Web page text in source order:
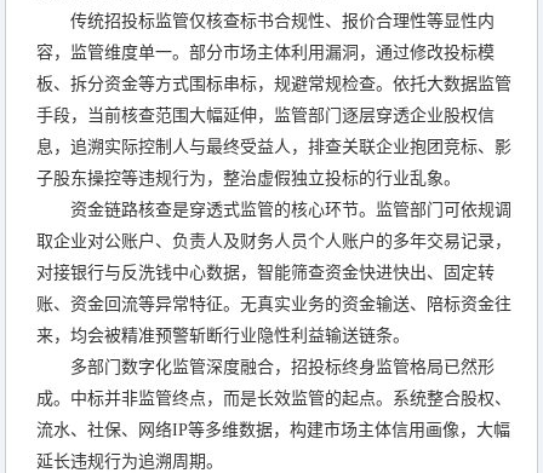
传统招投标监管仅核查标书合规性、报价合理性等显性内
容，监管维度单一。部分市场主体利用漏洞，通过修改投标模
板、拆分资金等方式围标串标，规避常规检查。依托大数据监管
手段，当前核查范围大幅延伸，监管部门逐层穿透企业股权信
息，追溯实际控制人与最终受益人，排查关联企业抱团竞标、影
子股东操控等违规行为，整治虚假独立投标的行业乱象。
资金链路核查是穿透式监管的核心环节。监管部门可依规调
取企业对公账户、负责人及财务人员个人账户的多年交易记录，
对接银行与反洗钱中心数据，智能筛查资金快进快出、固定转
账、资金回流等异常特征。无真实业务的资金输送、陪标资金往
来，均会被精准预警斩断行业隐性利益输送链条。
多部门数字化监管深度融合，招投标终身监管格局已然形
成。中标并非监管终点，而是长效监管的起点。系统整合股权、
流水、社保、网络IP等多维数据，构建市场主体信用画像，大幅
延长违规行为追溯周期。